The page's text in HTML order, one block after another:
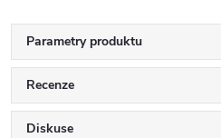
Parametry produktu
Recenze
Diskuse